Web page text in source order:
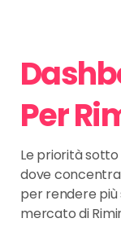
Per
Le priorità
dove
per rendere
mercato di